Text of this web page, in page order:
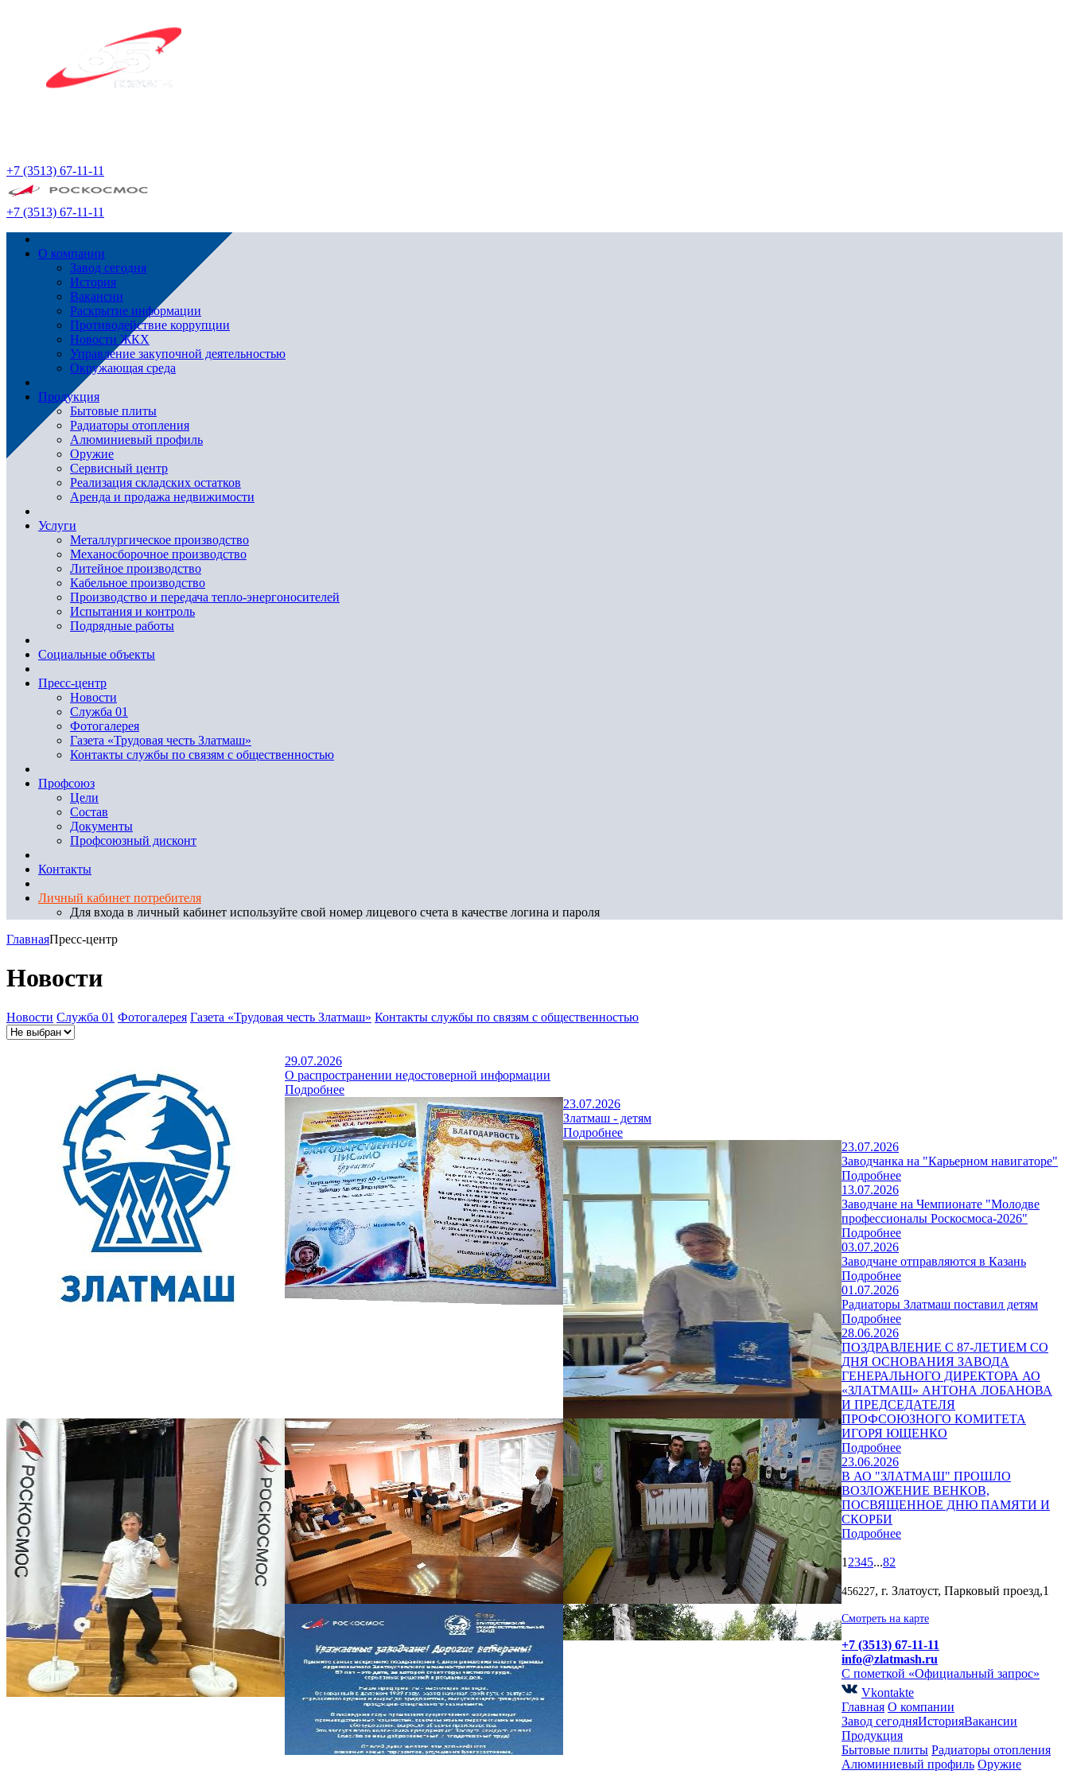
+7 (3513) 67-11-11
+7 (3513) 67-11-11
О компании
Завод сегодня
История
Вакансии
Раскрытие информации
Противодействие коррупции
Новости ЖКХ
Управление закупочной деятельностью
Окружающая среда
Продукция
Бытовые плиты
Радиаторы отопления
Алюминиевый профиль
Оружие
Сервисный центр
Реализация складских остатков
Аренда и продажа недвижимости
Услуги
Металлургическое производство
Механосборочное производство
Литейное производство
Кабельное производство
Производство и передача тепло-энергоносителей
Испытания и контроль
Подрядные работы
Социальные объекты
Пресс-центр
Новости
Служба 01
Фотогалерея
Газета «Трудовая честь Златмаш»
Контакты службы по связям с общественностью
Профсоюз
Цели
Состав
Документы
Профсоюзный дисконт
Контакты
Личный кабинет потребителя
Для входа в личный кабинет используйте свой номер лицевого счета в качестве логина и пароля
ГлавнаяПресс-центр
Новости
Новости Служба 01 Фотогалерея Газета «Трудовая честь Златмаш» Контакты службы по связям с общественностью
29.07.2026
О распространении недостоверной информации
Подробнее
23.07.2026
Златмаш - детям
Подробнее
23.07.2026
Заводчанка на "Карьерном навигаторе"
Подробнее
13.07.2026
Заводчане на Чемпионате "Молодве
профессионалы Роскосмоса-2026"
Подробнее
03.07.2026
Заводчане отправляются в Казань
Подробнее
01.07.2026
Радиаторы Златмаш поставил детям
Подробнее
28.06.2026
ПОЗДРАВЛЕНИЕ С 87-ЛЕТИЕМ СО
ДНЯ ОСНОВАНИЯ ЗАВОДА
ГЕНЕРАЛЬНОГО ДИРЕКТОРА АО
«ЗЛАТМАШ» АНТОНА ЛОБАНОВА
И ПРЕДСЕДАТЕЛЯ
ПРОФСОЮЗНОГО КОМИТЕТА
ИГОРЯ ЮЩЕНКО
Подробнее
23.06.2026
В АО "ЗЛАТМАШ" ПРОШЛО
ВОЗЛОЖЕНИЕ ВЕНКОВ,
ПОСВЯЩЕННОЕ ДНЮ ПАМЯТИ И
СКОРБИ
Подробнее
1 2345...82
456227, г. Златоуст, Парковый проезд,1
Смотреть на карте
+7 (3513) 67-11-11
info@zlatmash.ru
С пометкой «Официальный запрос»
Vkontakte
Главная О компании
Завод сегодняИсторияВакансии
Продукция
Бытовые плиты Радиаторы отопления
Алюминиевый профиль Оружие